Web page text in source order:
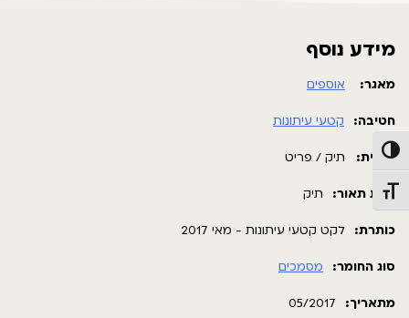
הפעל/כבה ניגודיות גבוהה
מתג גודל גופן
מידע נוסף
מאגר: אוספים
חטיבה: קטעי עיתונות
תבנית: תיק / פריט
רמת תאור: תיק
כותרת: לקט קטעי עיתונות - מאי 2017
סוג החומר: מסמכים
מתאריך: 05/2017